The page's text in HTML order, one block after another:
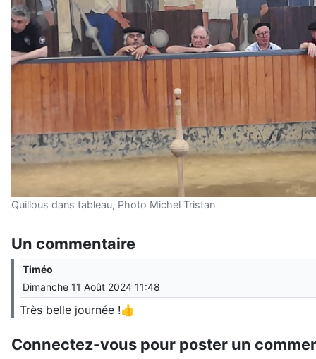
Quillous dans tableau, Photo Michel Tristan
Un commentaire
Timéo
Dimanche 11 Août 2024 11:48
Très belle journée !👍
Connectez-vous pour poster un